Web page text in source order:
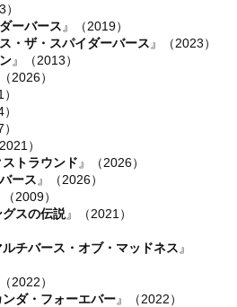
ーバース 』（2019）
・ザ・スパイダーバース 』（2023）
』（2013）
2026）
）
トラウンド 』（2026）
ース 』（2026）
（2009）
スの伝説』（2021）
チバース・オブ・マッドネス 』
2022）
ダ・フォーエバー』（2022）